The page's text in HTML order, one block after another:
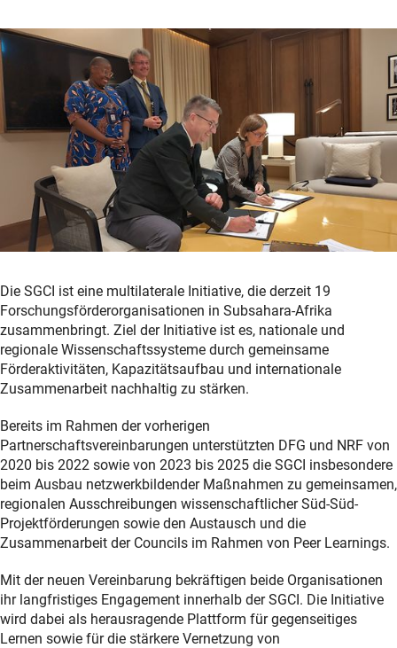
Die SGCI ist eine multilaterale Initiative, die derzeit 19
Forschungsförderorganisationen in Subsahara-Afrika
zusammenbringt. Ziel der Initiative ist es, nationale und
regionale Wissenschaftssysteme durch gemeinsame
Förderaktivitäten, Kapazitätsaufbau und internationale
Zusammenarbeit nachhaltig zu stärken.
Bereits im Rahmen der vorherigen
Partnerschaftsvereinbarungen unterstützten DFG und NRF von
2020 bis 2022 sowie von 2023 bis 2025 die SGCI insbesondere
beim Ausbau netzwerkbildender Maßnahmen zu gemeinsamen,
regionalen Ausschreibungen wissenschaftlicher Süd-Süd-
Projektförderungen sowie den Austausch und die
Zusammenarbeit der Councils im Rahmen von Peer Learnings.
Mit der neuen Vereinbarung bekräftigen beide Organisationen
ihr langfristiges Engagement innerhalb der SGCI. Die Initiative
wird dabei als herausragende Plattform für gegenseitiges
Lernen sowie für die stärkere Vernetzung von